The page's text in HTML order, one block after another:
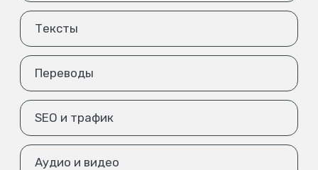
Тексты
Переводы
SEO и трафик
Аудио и видео